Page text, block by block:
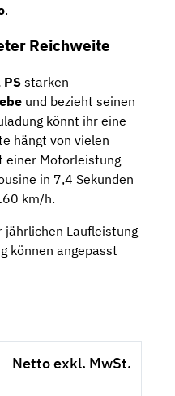
.
Reichweite
PS starken
und bezieht seinen
könnt ihr eine
hängt von vielen
einer Motorleistung
in 7,4 Sekunden
km/h.
jährlichen Laufleistung
können angepasst
Netto exkl. MwSt.